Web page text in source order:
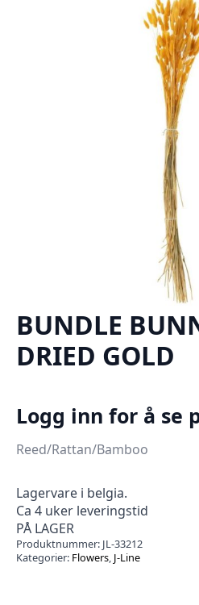
BUNDLE
DRIED GOLD
Logg inn for å se
Reed/Rattan/Bamboo
Lagervare i belgia.
Ca 4 uker leveringstid
PÅ LAGER
Produktnummer: JL-33212
Kategorier: Flowers, J-Line